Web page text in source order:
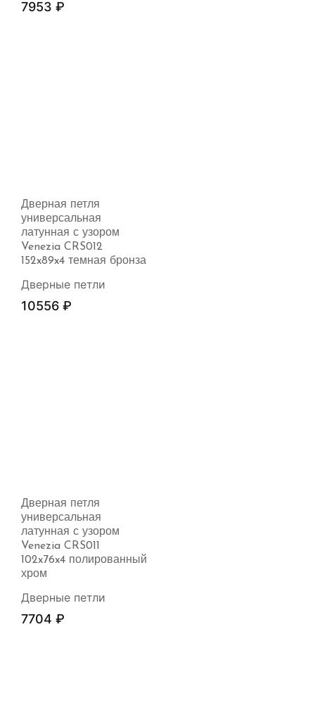
7953 ₽
Дверная петля
универсальная
латунная с узором
Venezia CRS012
152x89x4 темная бронза
Дверные петли
10556 ₽
Дверная петля
универсальная
латунная с узором
Venezia CRS011
102x76x4 полированный
хром
Дверные петли
7704 ₽